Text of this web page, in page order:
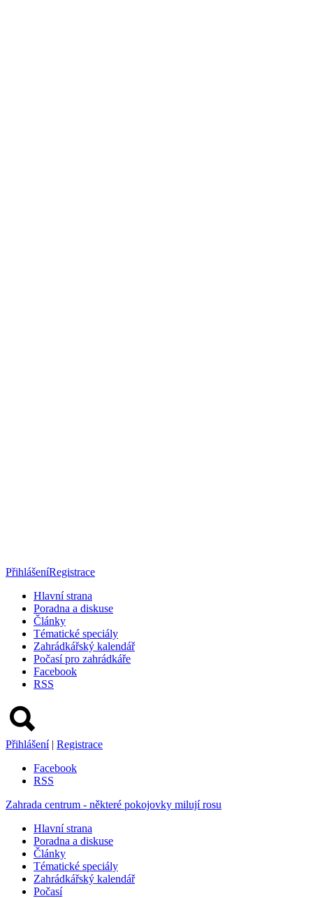
PřihlášeníRegistrace
Hlavní strana
Poradna a diskuse
Články
Tématické speciály
Zahrádkářský kalendář
Počasí pro zahrádkáře
Facebook
RSS
Přihlášení | Registrace
Facebook
RSS
Zahrada centrum - některé pokojovky milují rosu
Hlavní strana
Poradna a diskuse
Články
Tématické speciály
Zahrádkářský kalendář
Počasí